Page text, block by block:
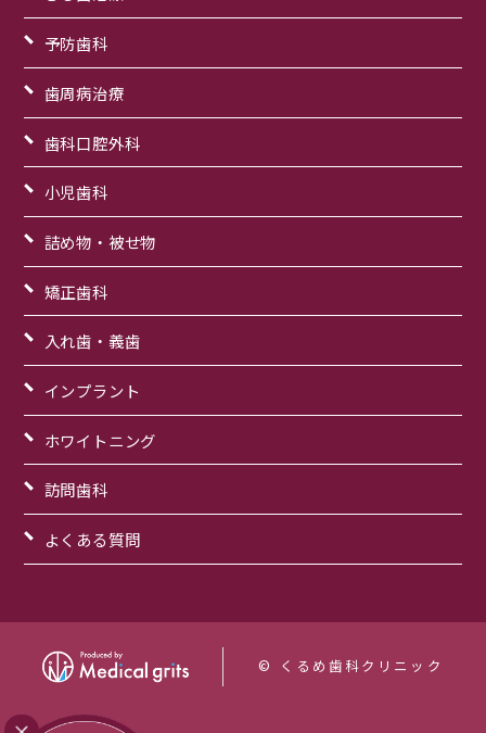
予防歯科
歯周病治療
歯科口腔外科
小児歯科
詰め物・被せ物
矯正歯科
入れ歯・義歯
インプラント
ホワイトニング
訪問歯科
よくある質問
© くるめ歯科クリニック